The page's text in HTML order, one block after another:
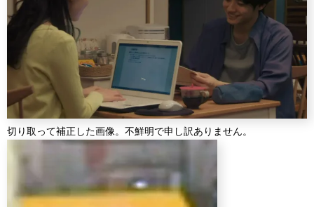
切り取って補正した画像。不鮮明で申し訳ありません。